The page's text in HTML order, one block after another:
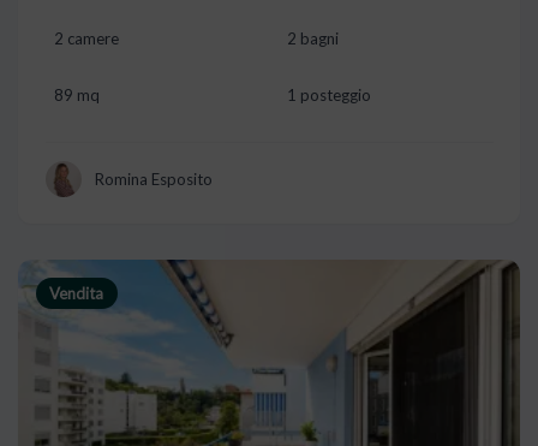
2 camere 2 bagni
89 mq 1 posteggio
Romina Esposito
Vendita